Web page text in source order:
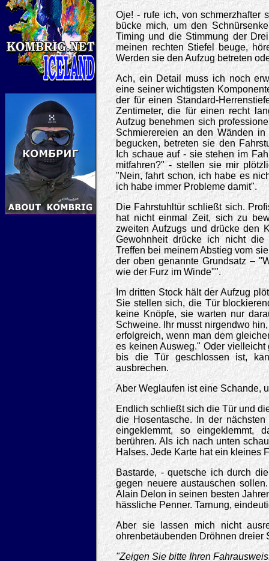
Oje! - rufe ich, von schmerzhafter
bücke mich, um den
Timing und die Stimmung der
meinen rechten Stiefel beuge,
Werden sie den Aufzug betreten
Ach, ein Detail muss ich noch
eine seiner wichtigsten
der für einen Standard-
Zentimeter, die für einen recht
Aufzug benehmen sich
Schmierereien an den Wänden
begucken, betreten sie den
Ich schaue auf - sie stehen im
mitfahren?" - stellen sie mir
"Nein, fahrt schon, ich habe es
ich habe immer Probleme damit".
Die Fahrstuhltür schließt sich.
hat nicht einmal Zeit, sich zu
zweiten Aufzugs und drücke den
Gewohnheit drücke ich nicht die
Treffen bei meinem Abstieg vom
der oben genannte Grundsatz –
wie der Furz im Winde"".
Im dritten Stock hält der Aufzug
Sie stellen sich, die Tür
keine Knöpfe, sie warten nur
Schweine. Ihr musst nirgendwo
erfolgreich, wenn man dem
es keinen Ausweg." Oder
bis die Tür geschlossen ist,
ausbrechen.
Aber Weglaufen ist eine Schande,
Endlich schließt sich die Tür und
die Hosentasche. In der
eingeklemmt, so eingeklemmt,
berühren. Als ich nach unten
Halses. Jede Karte hat ein kleines
Bastarde, - quetsche ich durch
gegen neuere austauschen
Alain Delon in seinen besten
hässliche Penner. Tarnung,
Aber sie lassen mich nicht
ohrenbetäubenden Dröhnen dreier
"Zeigen Sie bitte Ihren